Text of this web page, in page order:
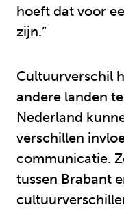
hoeft dat voor
zijn.”
Cultuurverschil
andere landen
Nederland
verschillen
communicatie.
tussen Brabant